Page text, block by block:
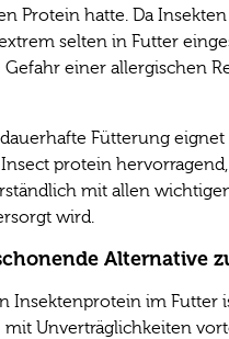
Protein hatte. Da Insekten
selten in Futter
Gefahr einer allergischen
Fütterung eignet
protein
mit allen
wird.
Alternative
Insektenprotein im Futter
Unverträglichkeiten